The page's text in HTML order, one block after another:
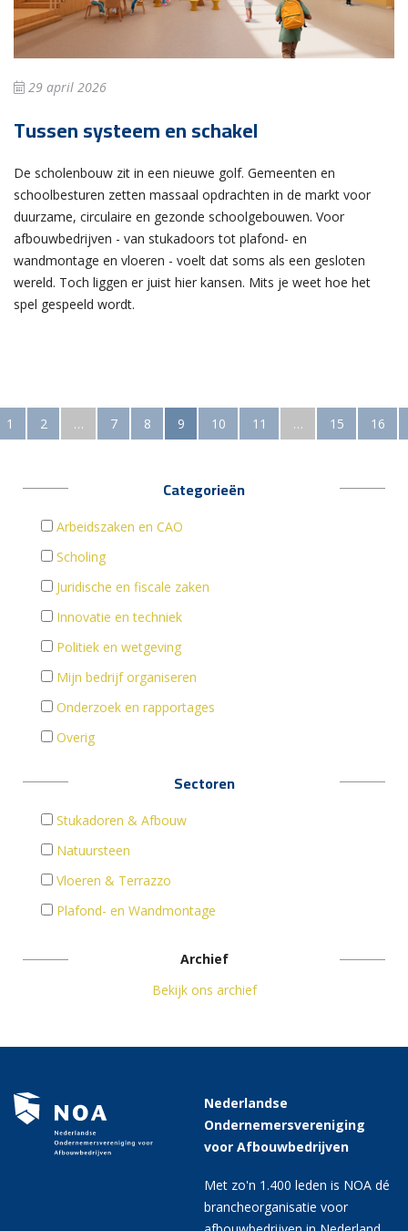
29 april 2026
Tussen systeem en schakel
De scholenbouw zit in een nieuwe golf. Gemeenten en
schoolbesturen zetten massaal opdrachten in de markt voor
duurzame, circulaire en gezonde schoolgebouwen. Voor
afbouwbedrijven - van stukadoors tot plafond- en
wandmontage en vloeren - voelt dat soms als een gesloten
wereld. Toch liggen er juist hier kansen. Mits je weet hoe het
spel gespeeld wordt.
1 2 … 7 8 9 10 11 … 15 16
Categorieën
Arbeidszaken en CAO
Scholing
Juridische en fiscale zaken
Innovatie en techniek
Politiek en wetgeving
Mijn bedrijf organiseren
Onderzoek en rapportages
Overig
Sectoren
Stukadoren & Afbouw
Natuursteen
Vloeren & Terrazzo
Plafond- en Wandmontage
Archief
Bekijk ons archief
Nederlandse
Ondernemersvereniging
voor Afbouwbedrijven
Met zo'n 1.400 leden is NOA dé
brancheorganisatie voor